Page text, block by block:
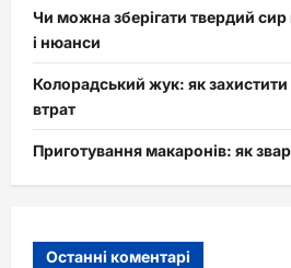
Чи можна зберігати твердий
і нюанси
Колорадський жук: як
втрат
Приготування макаронів: як
Останні коментарі